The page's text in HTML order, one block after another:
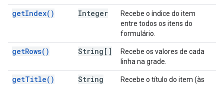
getIndex( ) Integer
Recebe o índice do item
entre todos os itens do
formulário.
getRows( ) String[]
Recebe os valores de cada
linha na grade.
getTitle( ) String
Recebe o título do item (às